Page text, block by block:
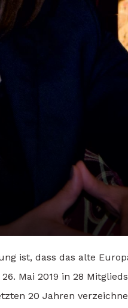
ist, dass das alte
Mai 2019 in 28
20 Jahren